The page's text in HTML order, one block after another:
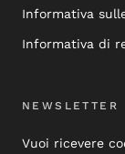
Informativa
Informativa di
NEWSLETTER
Vuoi ricevere